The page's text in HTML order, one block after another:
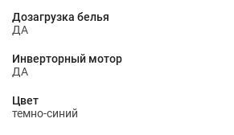
Дозагрузка белья
ДА
Инверторный мотор
ДА
Цвет
темно-синий